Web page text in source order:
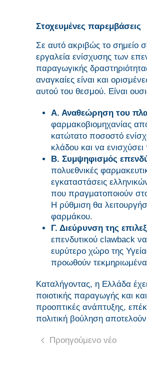
Στοχευμένες παρεμβάσεις
Σε αυτό ακριβώς το σημείο
εργαλεία ενίσχυσης των
παραγωγικής
αναγκαίες είναι και
αυτού του θεσμού. Είναι
Α. Αναθεώρηση του
φαρμακοβιομηχανίας
κατώτατο ποσοστό
κλάδου και να
Β. Συμψηφισμός
πολυεθνικές
εγκαταστάσεις
που πραγματοποιούν
Η ρύθμιση θα
φαρμάκου.
Γ. Διεύρυνση της
επενδυτικού clawback
ευρύτερο χώρο της
προωθούν τεκμηριωμένα
Καταλήγοντας, η Ελλάδα
ποιοτικής παραγωγής και
προοπτικές ανάπτυξης,
πολιτική βούληση
Προηγούμενο νέο